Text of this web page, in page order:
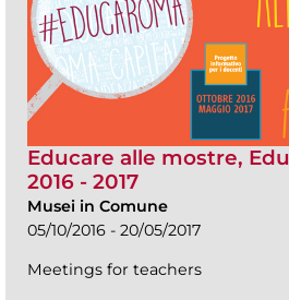
Educare alle mostre,
2016 - 2017
Musei in Comune
05/10/2016 - 20/05/2017
Meetings for teachers